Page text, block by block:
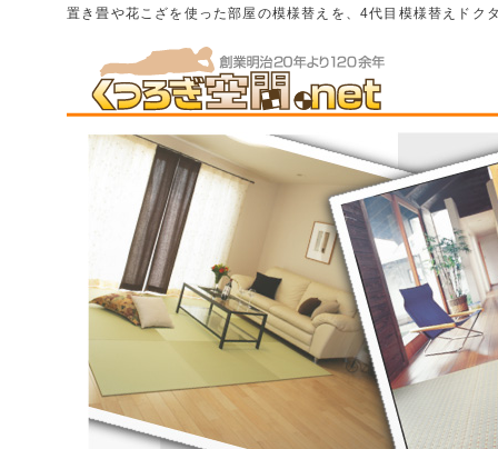
置き畳や花こざを使った部屋の模様替えを、4代目模様替えドク